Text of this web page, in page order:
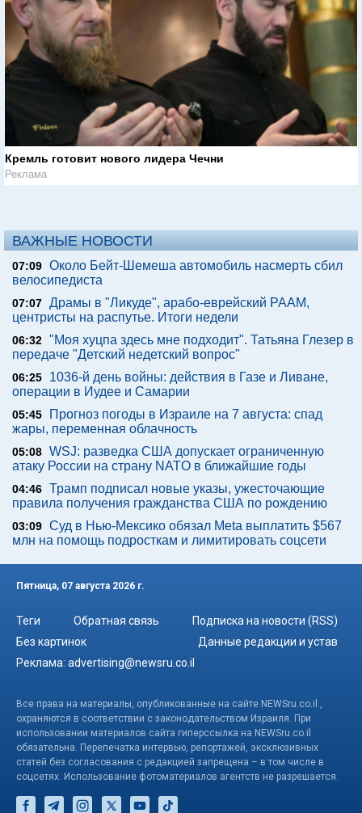
Кремль готовит нового лидера Чечни
Реклама
ВАЖНЫЕ НОВОСТИ
07:09 Около Бейт-Шемеша автомобиль насмерть сбил
велосипедиста
07:07 Драмы в "Ликуде", арабо-еврейский РААМ,
центристы на распутье. Итоги недели
06:32 "Моя хуцпа здесь мне подходит". Татьяна Глезер в
передаче "Детский недетский вопрос"
06:25
1036-й день войны: действия в Газе и Ливане,
операции в Иудее и Самарии
05:45
Прогноз погоды в Израиле на 7 августа: спад
жары, переменная облачность
05:08 WSJ: разведка США допускает ограниченную
атаку России на страну NATO в ближайшие годы
04:46 Трамп подписал новые указы, ужесточающие
правила получения гражданства США по рождению
03:09 Суд в Нью-Мексико обязал Meta выплатить $567
млн на помощь подросткам и лимитировать соцсети
Пятница, 07 августа 2026 г.
Теги Обратная связь
Подписка на новости (RSS)
Без картинок
Данные редакции и устав
Реклама: advertising@newsru.co.il
Все права на материалы, опубликованные на сайте NEWSru.co.il ,
охраняются в соответствии с законодательством Израиля. При
использовании материалов сайта гиперссылка на NEWSru.co.il
обязательна. Перепечатка интервью, репортажей, эксклюзивных
статей без согласования с редакцией запрещена – в том числе в
соцсетях. Использование фотоматериалов агентств не разрешается.